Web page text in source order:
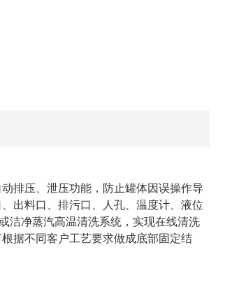
排压、泄压功能，防止罐体因误操作导
出料口、排污口、人孔、温度计、液位
洁净蒸汽高温清洗系统，实现在线清洗
据不同客户工艺要求做成底部固定结